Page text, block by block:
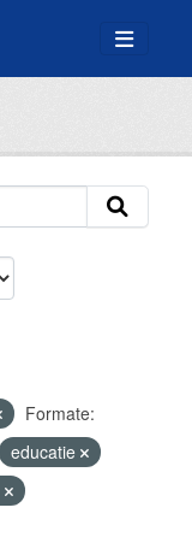
Formate:
educatie